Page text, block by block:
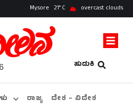
Mysore 21 overcast clouds
ಹುಡುಕಿ
ರಾಜ್ಯ
ದೇಶ – ವಿದೇಶ